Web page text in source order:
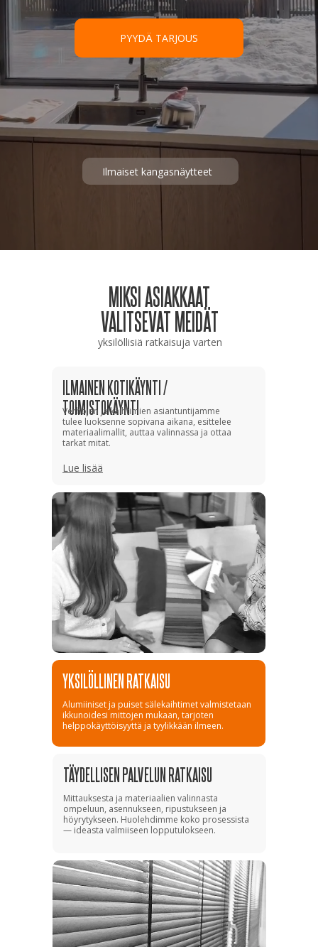
PYYDÄ TARJOUS
Ilmaiset kangasnäytteet
YKSILÖLLINEN RATKAISU
Alumiiniset ja puiset sälekaihtimet valmistetaan
ikkunoidesi mittojen mukaan, tarjoten
helppokäyttöisyyttä ja tyylikkään ilmeen.
MIKSI ASIAKKAAT
VALITSEVAT MEIDÄT
yksilöllisiä ratkaisuja varten
TÄYDELLISEN PALVELUN RATKAISU
Mittauksesta ja materiaalien valinnasta
ompeluun, asennukseen, ripustukseen ja
höyrytykseen. Huolehdimme koko prosessista
— ideasta valmiiseen lopputulokseen.
ILMAINEN KOTIKÄYNTI /
TOIMISTOKÄYNTI
Lue lisää
Verhojen ja kaihtimien asiantuntijamme
tulee luoksenne sopivana aikana, esittelee
materiaalimallit, auttaa valinnassa ja ottaa
tarkat mitat.
LÄHETÄ TIEDUSTELU